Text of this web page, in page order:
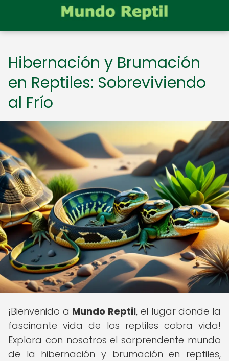
Hibernación y Brumación
en Reptiles: Sobreviviendo
al Frío
¡Bienvenido a Mundo Reptil, el lugar donde la
fascinante vida de los reptiles cobra vida!
Explora con nosotros el sorprendente mundo
de la hibernación y brumación en reptiles,